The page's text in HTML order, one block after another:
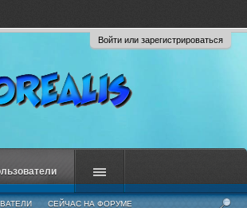
Войти или зарегистрироваться
СЕЙЧАС НА ФОРУМЕ